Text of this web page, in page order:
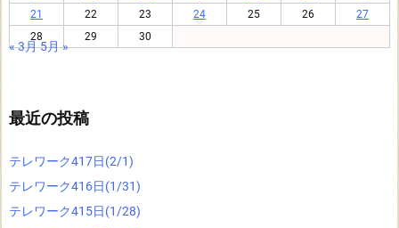
21
22 23 24 25 26
27
28
29 30
« 3月5月 »
最近の投稿
テレワーク417日(2/1)
テレワーク416日(1/31)
テレワーク415日(1/28)